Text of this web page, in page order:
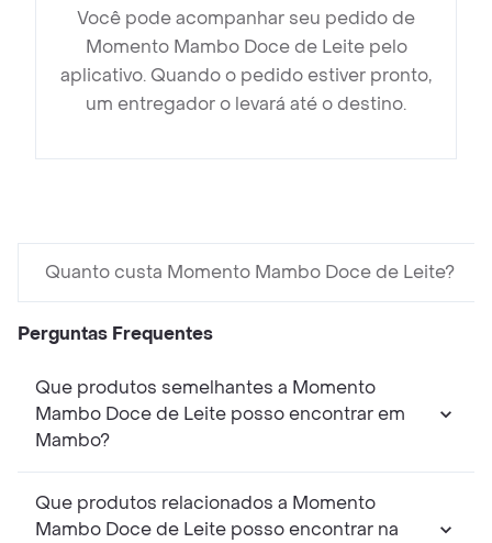
Você pode acompanhar seu pedido de
Momento Mambo Doce de Leite pelo
aplicativo. Quando o pedido estiver pronto,
um entregador o levará até o destino.
Quanto custa Momento Mambo Doce de Leite?
Perguntas Frequentes
Que produtos semelhantes a Momento
Mambo Doce de Leite posso encontrar em
Mambo?
Que produtos relacionados a Momento
Mambo Doce de Leite posso encontrar na